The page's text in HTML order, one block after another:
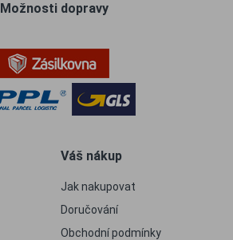
Možnosti dopravy
Váš nákup
Jak nakupovat
Doručování
Obchodní podmínky